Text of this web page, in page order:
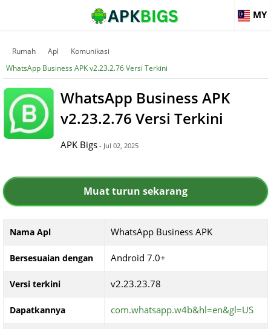
MY
Rumah Apl
Komunikasi
WhatsApp Business APK v2.23.2.76 Versi Terkini
WhatsApp Business APK
v2.23.2.76 Versi Terkini
APK Bigs - Jul 02, 2025
Muat turun sekarang
Nama Apl WhatsApp Business APK
Bersesuaian dengan Android 7.0+
Versi terkini v2.23.23.78
Dapatkannya com.whatsapp.w4b&hl=en&gl=US